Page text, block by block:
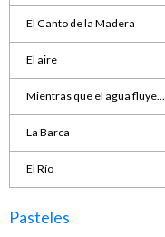
El Canto de la Madera
El aire
Mientras que el agua fluye...
La Barca
El Río
Pasteles